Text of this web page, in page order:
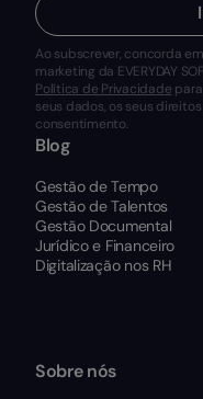
Ao subscrever, concorda
marketing da EVERYDAY
Política de Privacidade
seus dados, os seus
consentimento.
Blog
Gestão de Tempo
Gestão de Talentos
Gestão Documental
Jurídico e Financeiro
Digitalização nos RH
Sobre nós